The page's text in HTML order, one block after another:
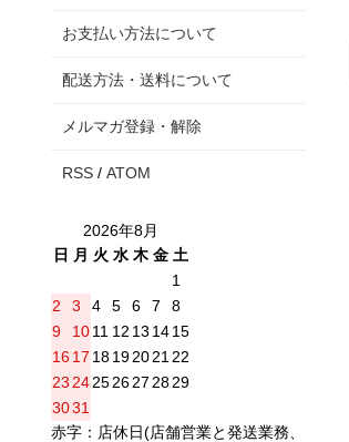
お支払い方法について
配送方法・送料について
メルマガ登録・解除
RSS / ATOM
2026年8月
日
月 火 水 木 金 土
1
2
3 4 5 6 7
8
9
1011 12 13 1415
16 17 18192021 22
23 24252627 2829
3031
赤字：店休日(店舗営業と発送業務、